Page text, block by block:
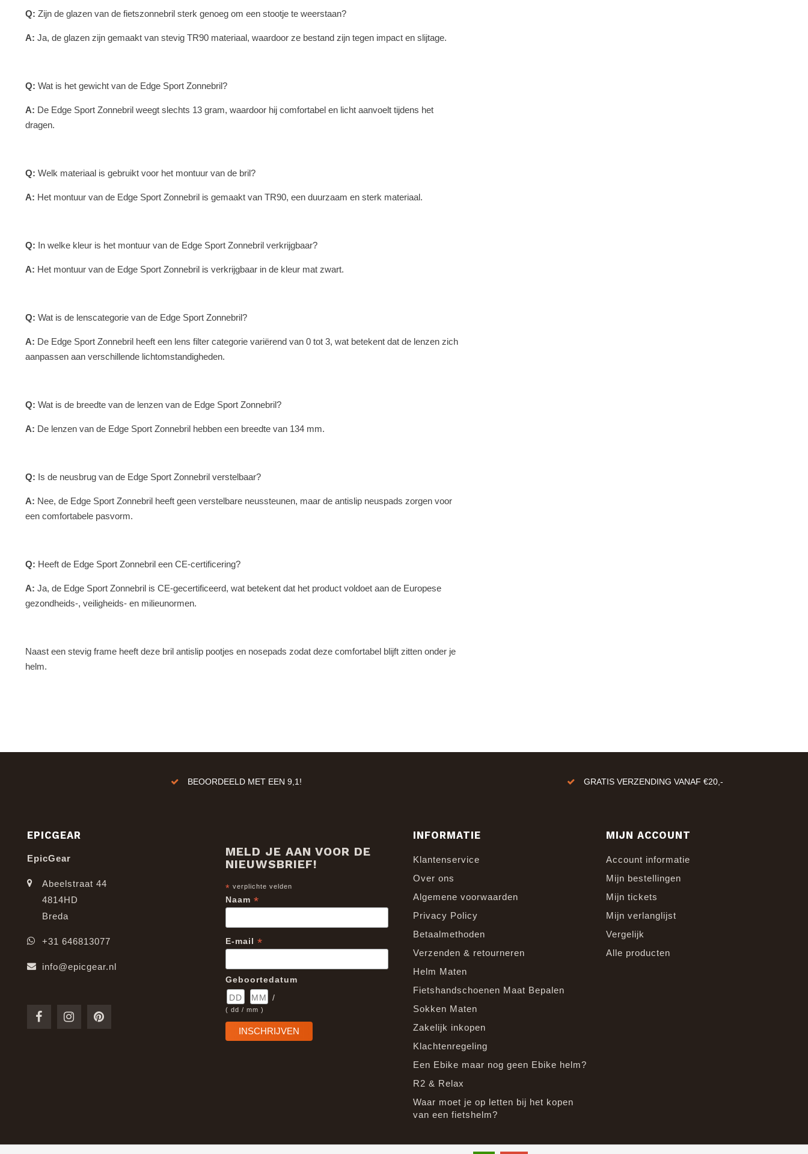
Q: Zijn de glazen van de fietszonnebril sterk genoeg om een stootje te weerstaan?
A: Ja, de glazen zijn gemaakt van stevig TR90 materiaal, waardoor ze bestand zijn tegen impact en slijtage.
Q: Wat is het gewicht van de Edge Sport Zonnebril?
A: De Edge Sport Zonnebril weegt slechts 13 gram, waardoor hij comfortabel en licht aanvoelt tijdens het
dragen.
Q: Welk materiaal is gebruikt voor het montuur van de bril?
A: Het montuur van de Edge Sport Zonnebril is gemaakt van TR90, een duurzaam en sterk materiaal.
Q: In welke kleur is het montuur van de Edge Sport Zonnebril verkrijgbaar?
A: Het montuur van de Edge Sport Zonnebril is verkrijgbaar in de kleur mat zwart.
Q: Wat is de lenscategorie van de Edge Sport Zonnebril?
A: De Edge Sport Zonnebril heeft een lens filter categorie variërend van 0 tot 3, wat betekent dat de lenzen zich
aanpassen aan verschillende lichtomstandigheden.
Q: Wat is de breedte van de lenzen van de Edge Sport Zonnebril?
A: De lenzen van de Edge Sport Zonnebril hebben een breedte van 134 mm.
Q: Is de neusbrug van de Edge Sport Zonnebril verstelbaar?
A: Nee, de Edge Sport Zonnebril heeft geen verstelbare neussteunen, maar de antislip neuspads zorgen voor
een comfortabele pasvorm.
Q: Heeft de Edge Sport Zonnebril een CE-certificering?
A: Ja, de Edge Sport Zonnebril is CE-gecertificeerd, wat betekent dat het product voldoet aan de Europese
gezondheids-, veiligheids- en milieunormen.
Naast een stevig frame heeft deze bril antislip pootjes en nosepads zodat deze comfortabel blijft zitten onder je
helm.
BEOORDEELD MET EEN 9,1! GRATIS VERZENDING VANAF €20,-
EPICGEAR
EpicGear
Abeelstraat 44
4814HD
Breda
+31 646813077
info@epicgear.nl
MELD JE AAN VOOR DE
NIEUWSBRIEF!
* verplichte velden
Naam *
E-mail *
Geboortedatum
/
( dd / mm )
INFORMATIE
Klantenservice
Over ons
Algemene voorwaarden
Privacy Policy
Betaalmethoden
Verzenden & retourneren
Helm Maten
Fietshandschoenen Maat Bepalen
Sokken Maten
Zakelijk inkopen
Klachtenregeling
Een Ebike maar nog geen Ebike helm?
R2 & Relax
Waar moet je op letten bij het kopen
van een fietshelm?
MIJN ACCOUNT
Account informatie
Mijn bestellingen
Mijn tickets
Mijn verlanglijst
Vergelijk
Alle producten